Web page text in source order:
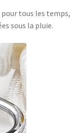
tous les temps,
sous la pluie.